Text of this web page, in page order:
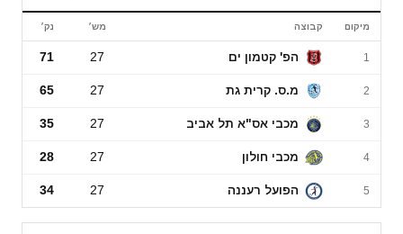
ליגת העל לנשים
מיקום קבוצה מש׳ נק׳
1 הפ' קטמון ים 27
71
2 מ.ס. קרית גת 27
65
3 מכבי אס"א תל אביב 27
35
4 מכבי חולון 27
28
5 הפועל רעננה 27
34